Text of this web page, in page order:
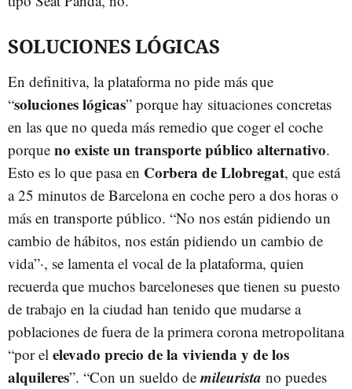
SOLUCIONES LÓGICAS
En definitiva, la plataforma no pide más que
“soluciones lógicas” porque hay situaciones concretas
en las que no queda más remedio que coger el coche
porque no existe un transporte público alternativo.
Esto es lo que pasa en Corbera de Llobregat, que está
a 25 minutos de Barcelona en coche pero a dos horas o
más en transporte público. “No nos están pidiendo un
cambio de hábitos, nos están pidiendo un cambio de
vida”·, se lamenta el vocal de la plataforma, quien
recuerda que muchos barceloneses que tienen su puesto
de trabajo en la ciudad han tenido que mudarse a
poblaciones de fuera de la primera corona metropolitana
“por el elevado precio de la vivienda y de los
alquileres”. “Con un sueldo demileurista no puedes